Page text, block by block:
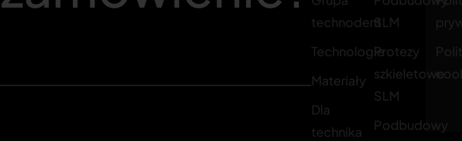
technodent
Technologie
Materiały
Dla
technika
SLM
Protezy
szkieletowe
SLM
Podbudowy